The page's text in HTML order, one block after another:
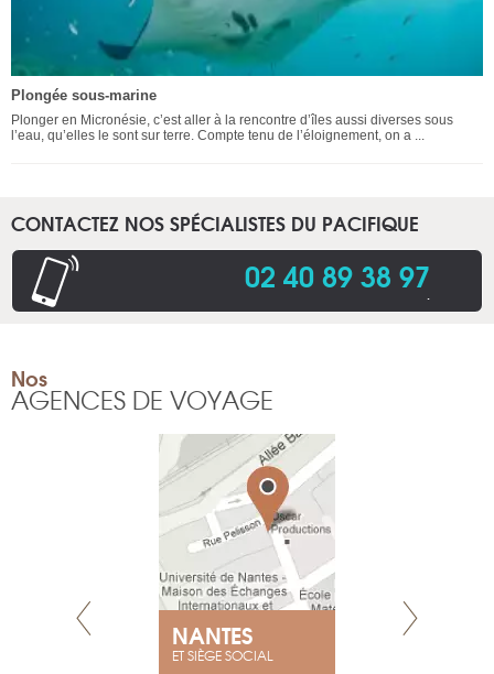
Plongée sous-marine
Plonger en Micronésie, c’est aller à la rencontre d’îles aussi diverses sous
l’eau, qu’elles le sont sur terre. Compte tenu de l’éloignement, on a ...
CONTACTEZ NOS SPÉCIALISTES DU PACIFIQUE
02 40 89 38 97.
Nos
AGENCES DE VOYAGE
NANTES
ET SIÈGE SOCIAL